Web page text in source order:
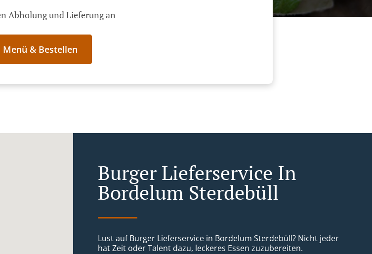
Abholung und Lieferung an
Menü & Bestellen
Burger Lieferservice In
Bordelum Sterdebüll
Lust auf Burger Lieferservice in Bordelum Sterdebüll? Nicht jeder
hat Zeit oder Talent dazu, leckeres Essen zuzubereiten.